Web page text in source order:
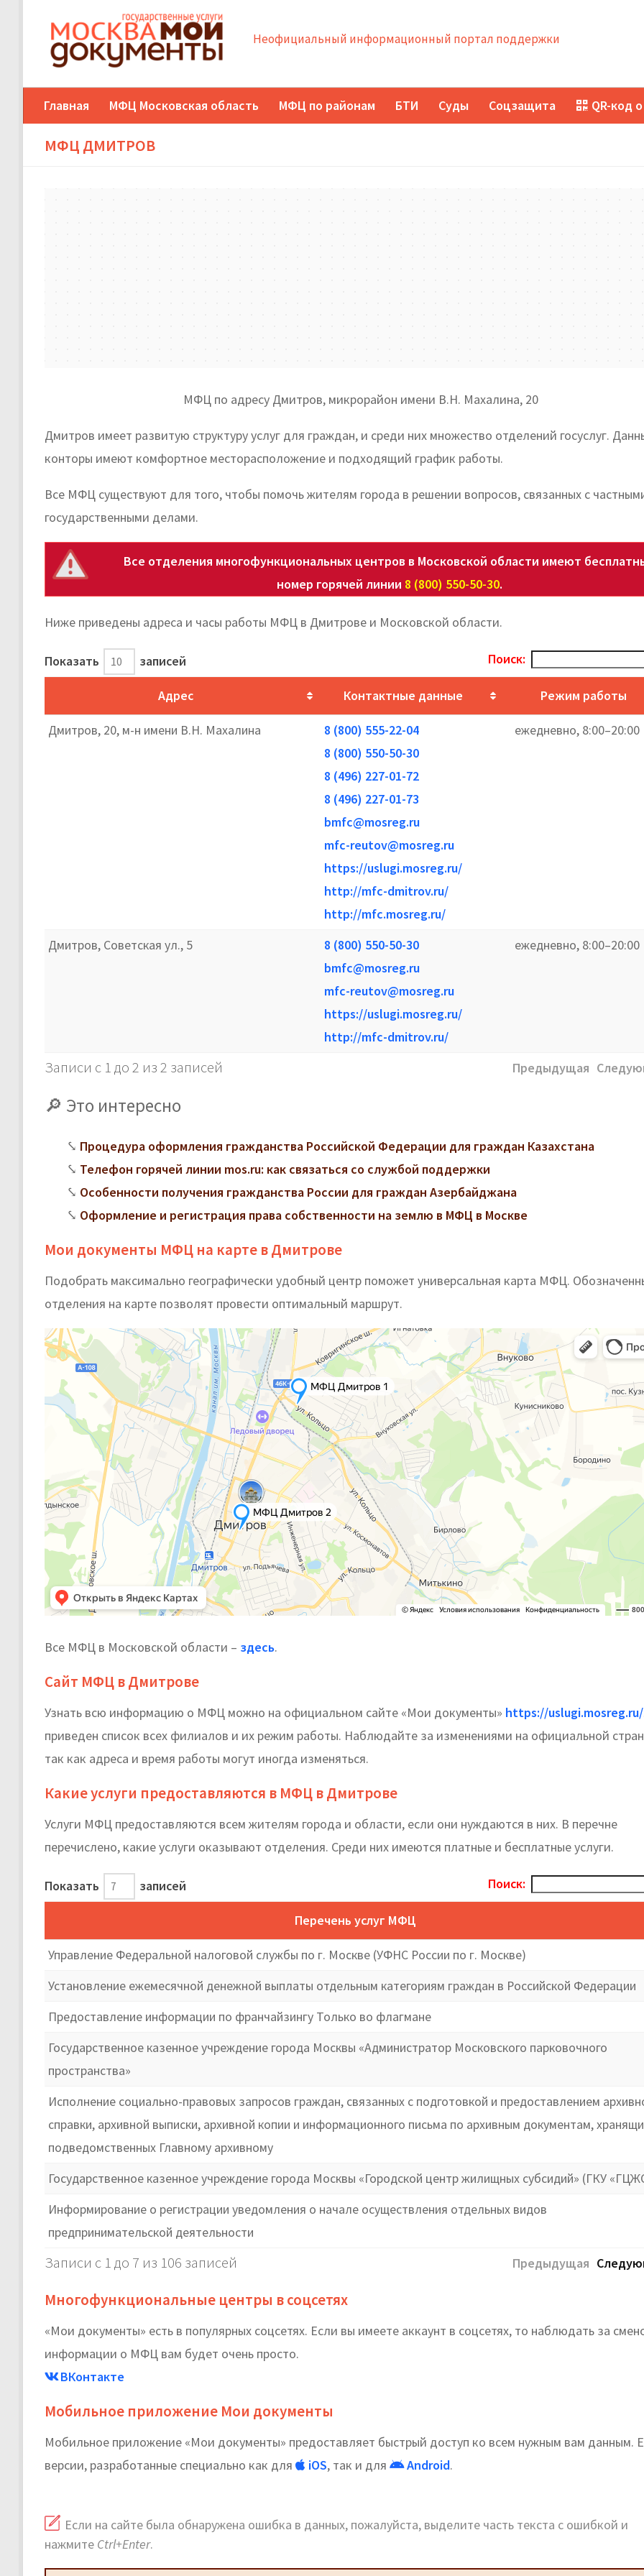
Неофициальный информационный портал поддержки
Главная МФЦ Московская область МФЦ по районам БТИ Суды Соцзащита QR-код
МФЦ ДМИТРОВ
МФЦ по адресу Дмитров, микрорайон имени В.Н. Махалина, 20
Дмитров имеет развитую структуру услуг для граждан, и среди них множество отделений госуслуг.
конторы имеют комфортное месторасположение и подходящий график работы.
Все МФЦ существуют для того, чтобы помочь жителям города в решении вопросов, связанных с
государственными делами.
Все отделения многофункциональных центров в Московской области имеют
номер горячей линии 8 (800) 550-50-30.
Ниже приведены адреса и часы работы МФЦ в Дмитрове и Московской области.
Показать записей Поиск:
Адрес Контактные данные Режим работы
Дмитров, 20, м-н имени В.Н. Махалина
8 (800) 555-22-04
8 (800) 550-50-30
8 (496) 227-01-72
8 (496) 227-01-73
bmfc@mosreg.ru
mfc-reutov@mosreg.ru
https://uslugi.mosreg.ru/
http://mfc-dmitrov.ru/
http://mfc.mosreg.ru/
ежедневно, 8:00–20:00
Дмитров, Советская ул., 5
8 (800) 550-50-30
bmfc@mosreg.ru
mfc-reutov@mosreg.ru
https://uslugi.mosreg.ru/
http://mfc-dmitrov.ru/
ежедневно, 8:00–20:00
Записи с 1 до 2 из 2 записей Предыдущая
Это интересно
Процедура оформления гражданства Российской Федерации для граждан Казахстана
Телефон горячей линии mos.ru: как связаться со службой поддержки
Особенности получения гражданства России для граждан Азербайджана
Оформление и регистрация права собственности на землю в МФЦ в Москве
Мои документы МФЦ на карте в Дмитрове
Подобрать максимально географически удобный центр поможет универсальная карта МФЦ.
отделения на карте позволят провести оптимальный маршрут.
Все МФЦ в Московской области – здесь.
Сайт МФЦ в Дмитрове
Узнать всю информацию о МФЦ можно на официальном сайте «Мои документы» https://uslugi.mosreg.ru/
приведен список всех филиалов и их режим работы. Наблюдайте за изменениями на официальной
так как адреса и время работы могут иногда изменяться.
Какие услуги предоставляются в МФЦ в Дмитрове
Услуги МФЦ предоставляются всем жителям города и области, если они нуждаются в них. В перечне
перечислено, какие услуги оказывают отделения. Среди них имеются платные и бесплатные услуги.
Показать записей Поиск:
Перечень услуг МФЦ
Управление Федеральной налоговой службы по г. Москве (УФНС России по г. Москве)
Установление ежемесячной денежной выплаты отдельным категориям граждан в Российской Федерации
Предоставление информации по франчайзингу Только во флагмане
Государственное казенное учреждение города Москвы «Администратор Московского парковочного
пространства»
Исполнение социально-правовых запросов граждан, связанных с подготовкой и предоставлением
справки, архивной выписки, архивной копии и информационного письма по архивным документам,
подведомственных Главному архивному
Государственное казенное учреждение города Москвы «Городской центр жилищных субсидий» (ГКУ
Информирование о регистрации уведомления о начале осуществления отдельных видов
предпринимательской деятельности
Записи с 1 до 7 из 106 записей Предыдущая
Многофункциональные центры в соцсетях
«Мои документы» есть в популярных соцсетях. Если вы имеете аккаунт в соцсетях, то наблюдать за
информации о МФЦ вам будет очень просто.
ВКонтакте
Мобильное приложение Мои документы
Мобильное приложение «Мои документы» предоставляет быстрый доступ ко всем нужным вам данным.
версии, разработанные специально как для
iOS, так и для Android.
Если на сайте была обнаружена ошибка в данных, пожалуйста, выделите часть текста с ошибкой и
нажмите Ctrl+Enter.